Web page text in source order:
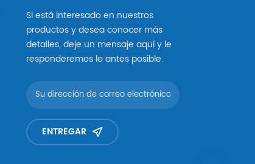
Si está interesado en nuestros
productos y desea conocer más
detalles, deje un mensaje aquí y le
responderemos lo antes posible.
ENTREGAR